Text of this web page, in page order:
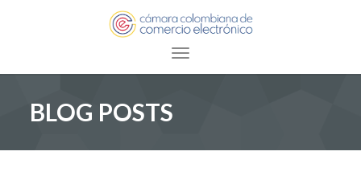
Toggle navigation
BLOG POSTS